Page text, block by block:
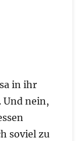
in ihr
Und nein,
soviel zu